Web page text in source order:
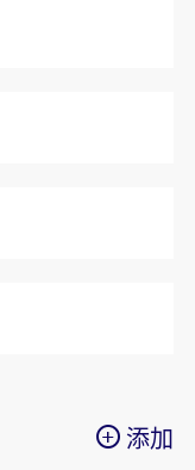
添加